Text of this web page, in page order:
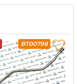
BT00798